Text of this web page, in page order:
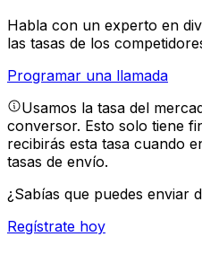
Habla con un experto en
las tasas de los
Programar una llamada
Usamos la tasa del
conversor. Esto solo tiene
recibirás esta tasa cuando
tasas de envío.
¿Sabías que puedes enviar
Regístrate hoy